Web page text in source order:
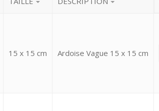
15 x 15 cm Ardoise Vague 15 x 15 cm